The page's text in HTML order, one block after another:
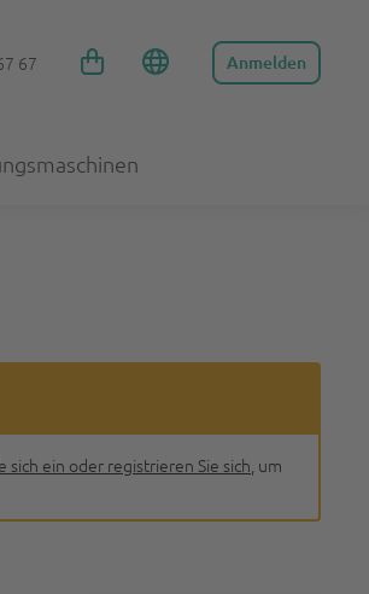
67 Anmelden
sich ein oder registrieren Sie sich, um